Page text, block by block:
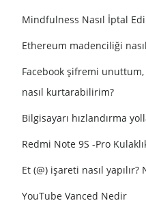
Mindfulness Nasıl İptal
Ethereum madenciliği nasıl
Facebook şifremi unuttum,
nasıl kurtarabilirim?
Bilgisayarı hızlandırma
Redmi Note 9S -Pro
Et (@) işareti nasıl
YouTube Vanced Nedir